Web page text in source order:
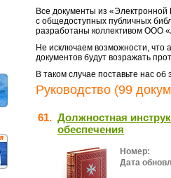
Все документы из «Электронной
с общедоступных публичных
разработаны коллективом ООО
Не исключаем возможности, что
документов будут возражать
В таком случае поставьте нас
Руководство (99
61. Должностная
обеспечения
Номер:
Дата